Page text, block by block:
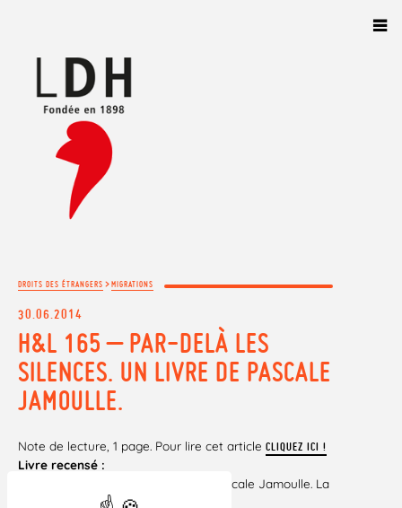
DROITS DES ÉTRANGERS >MIGRATIONS
30.06.2014
H&L 165 – PAR-DELÀ LES
SILENCES. UN LIVRE DE PASCALE
JAMOULLE.
Note de lecture, 1 page. Pour lire cet article CLIQUEZ ICI !
Livre recensé :
– Par-delà les silences. Un livre de Pascale Jamoulle. La